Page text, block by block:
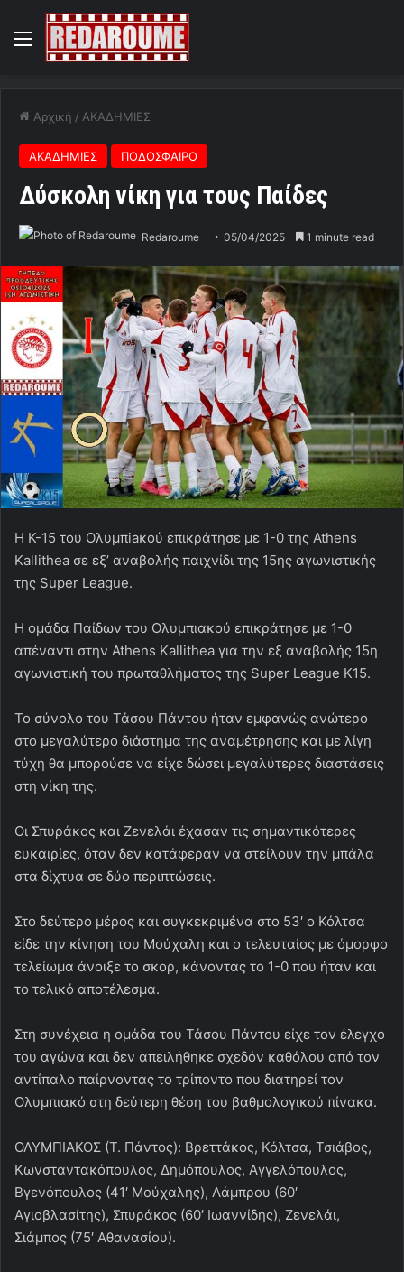
Menu
Αρχική / ΑΚΑΔΗΜΙΕΣ
ΑΚΑΔΗΜΙΕΣ ΠΟΔΟΣΦΑΙΡΟ
Δύσκολη νίκη για τους Παίδες
Redaroume 05/04/2025 1 minute read
Η Κ-15 του Oλυμπiaκού επικράτησε με 1-0 της Athens
Kallithea σε εξ’ αναβολής παιχνίδι της 15ης αγωνιστικής
της Super League.
Η ομάδα Παίδων του Ολυμπιακού επικράτησε με 1-0
απέναντι στην Athens Kallithea για την εξ αναβολής 15η
αγωνιστική του πρωταθλήματος της Super League Κ15.
Το σύνολο του Τάσου Πάντου ήταν εμφανώς ανώτερο
στο μεγαλύτερο διάστημα της αναμέτρησης και με λίγη
τύχη θα μπορούσε να είχε δώσει μεγαλύτερες διαστάσεις
στη νίκη της.
Οι Σπυράκος και Ζενελάι έχασαν τις σημαντικότερες
ευκαιρίες, όταν δεν κατάφεραν να στείλουν την μπάλα
στα δίχτυα σε δύο περιπτώσεις.
Στο δεύτερο μέρος και συγκεκριμένα στο 53′ ο Κόλτσα
είδε την κίνηση του Μούχαλη και ο τελευταίος με όμορφο
τελείωμα άνοιξε το σκορ, κάνοντας το 1-0 που ήταν και
το τελικό αποτέλεσμα.
Στη συνέχεια η ομάδα του Τάσου Πάντου είχε τον έλεγχο
του αγώνα και δεν απειλήθηκε σχεδόν καθόλου από τον
αντίπαλο παίρνοντας το τρίποντο που διατηρεί τον
Ολυμπιακό στη δεύτερη θέση του βαθμολογικού πίνακα.
ΟΛΥΜΠΙΑΚΟΣ (Τ. Πάντος): Βρεττάκος, Κόλτσα, Τσιάβος,
Κωνσταντακόπουλος, Δημόπουλος, Αγγελόπουλος,
Βγενόπουλος (41′ Μούχαλης), Λάμπρου (60′
Αγιοβλασίτης), Σπυράκος (60′ Ιωαννίδης), Ζενελάι,
Σιάμπος (75′ Αθανασίου).